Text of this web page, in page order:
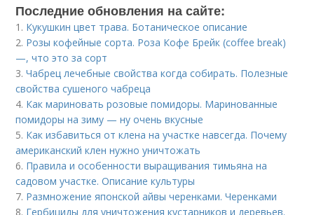
Последние обновления на сайте:
1. Кукушкин цвет трава. Ботаническое описание
2. Розы кофейные сорта. Роза Кофе Брейк (coffee break)
—, что это за сорт
3.Чабрец лечебные свойства когда собирать. Полезные
свойства сушеного чабреца
4. Как мариновать розовые помидоры. Маринованные
помидоры на зиму — ну очень вкусные
5. Как избавиться от клена на участке навсегда. Почему
американский клен нужно уничтожать
6. Правила и особенности выращивания тимьяна на
садовом участке. Описание культуры
7. Размножение японской айвы черенками. Черенками
8. Гербициды для уничтожения кустарников и деревьев.